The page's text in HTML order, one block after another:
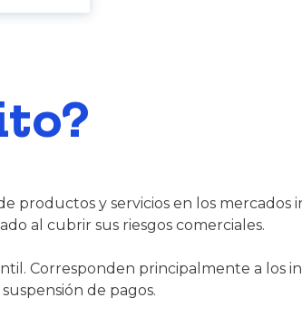
productos y servicios en los mercados
al cubrir sus riesgos comerciales.
Corresponden principalmente a los
de pagos.